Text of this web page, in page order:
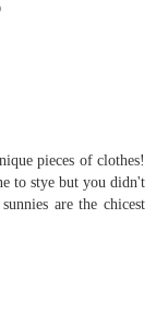
pieces of clothes!
to stye but you didn't
are the chicest